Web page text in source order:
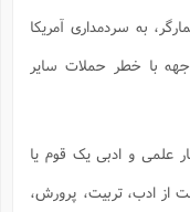
به سردمداری آمریکا
با خطر حملات سایر
علمی و ادبی یک قوم یا
از ادب، تربیت، پرورش،